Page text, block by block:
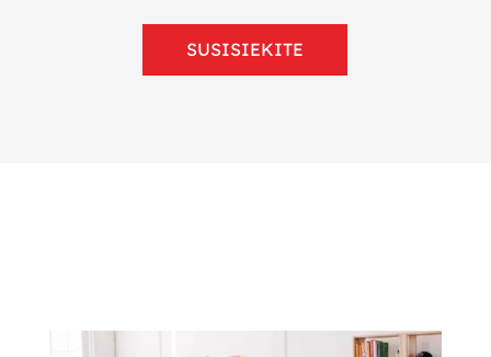
SUSISIEKITE